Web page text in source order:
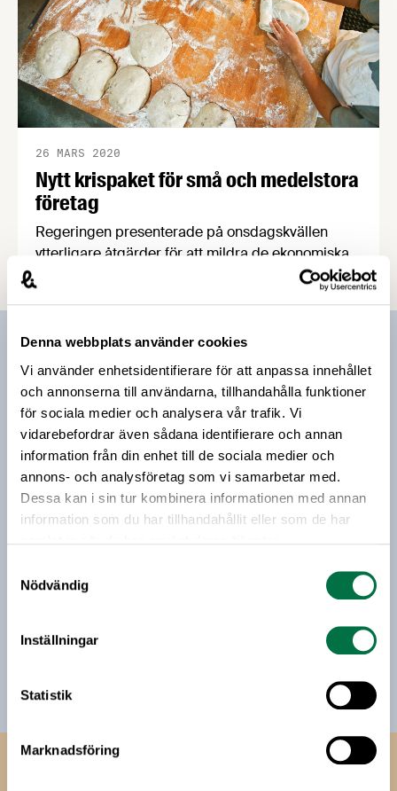
Denna webbplats använder cookies
Vi använder enhetsidentifierare för att anpassa innehållet
och annonserna till användarna, tillhandahålla funktioner
för sociala medier och analysera vår trafik. Vi
vidarebefordrar även sådana identifierare och annan
information från din enhet till de sociala medier och
annons- och analysföretag som vi samarbetar med.
Dessa kan i sin tur kombinera informationen med annan
information som du har tillhandahållit eller som de har
Nödvändig
Inställningar
Statistik
Marknadsföring
Nytt krispaket för små och medelstora
företag
26 MARS 2020
Regeringen presenterade på onsdagskvällen
ytterligare åtgärder för att mildra de ekonomiska
konsekvenserna av virusutbrottet. Förslagen, som
regeringen, Centerpartiet och Liberalerna och ska
Prenumerera på vårt nyhetsbrev
Vårt nyhetsbrev kommer ut 3-4 gånger i månaden och
riktar sig till alla med ett intresse för
livsmedelsföretagande och den svenska
livsmedelsbranschen. När du anmäler dig till vårt
nyhetsbrev godkänner du Livsmedelsföretagens
hantering av personuppgifter.
till min inkorg. Livsmedelsföretagen ska inte dela eller
sälja min personliga information. Jag kan när som helst